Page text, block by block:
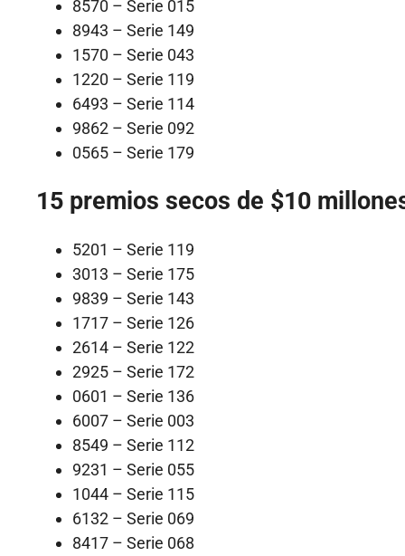
8570 – Serie 015
8943 – Serie 149
1570 – Serie 043
1220 – Serie 119
6493 – Serie 114
9862 – Serie 092
0565 – Serie 179
15 premios secos de $10
5201 – Serie 119
3013 – Serie 175
9839 – Serie 143
1717 – Serie 126
2614 – Serie 122
2925 – Serie 172
0601 – Serie 136
6007 – Serie 003
8549 – Serie 112
9231 – Serie 055
1044 – Serie 115
6132 – Serie 069
8417 – Serie 068